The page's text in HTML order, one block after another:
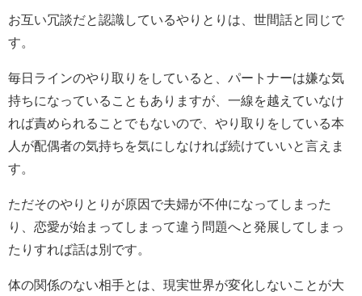
お互い冗談だと認識しているやりとりは、世間話と同じで
す。
毎日ラインのやり取りをしていると、パートナーは嫌な気
持ちになっていることもありますが、一線を越えていなけ
れば責められることでもないので、やり取りをしている本
人が配偶者の気持ちを気にしなければ続けていいと言えま
す。
ただそのやりとりが原因で夫婦が不仲になってしまった
り、恋愛が始まってしまって違う問題へと発展してしまっ
たりすれば話は別です。
体の関係のない相手とは、現実世界が変化しないことが大